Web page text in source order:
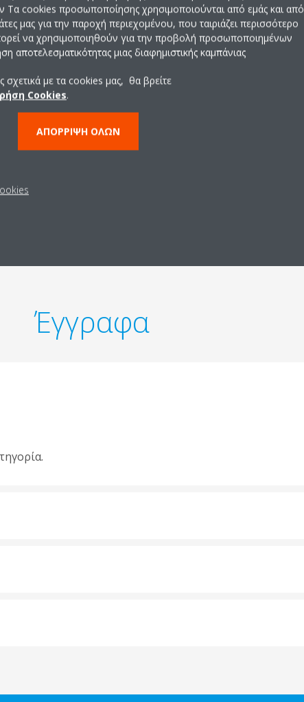
χαρακτηριστικά
ΠΡΟΪΌΝΤΟΣ
Έγγραφα
Τα cookies προσωποποίησης χρησιμοποιούνται από εμάς και από
μας για την παροχή περιεχομένου, που ταιριάζει περισσότερο
να χρησιμοποιηθούν για την προβολή προσωποποιημένων
αποτελεσματικότητας μιας διαφημιστικής καμπάνιας
σχετικά με τα cookies μας, θα βρείτε
Cookies.
ΑΠΌΡΡΙΨΗ ΌΛΩΝ